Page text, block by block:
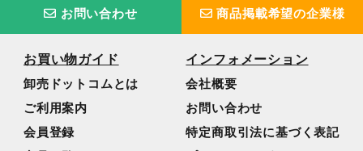
お問い合わせ 商品掲載希望の企業様
お買い物ガイド
卸売ドットコムとは
ご利用案内
会員登録
インフォメーション
会社概要
お問い合わせ
特定商取引法に基づく表記